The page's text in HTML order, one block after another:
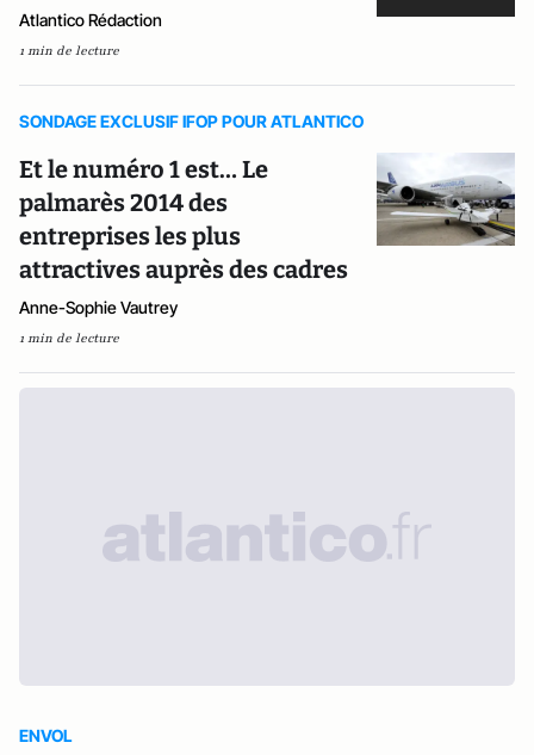
Atlantico Rédaction
1 min de lecture
SONDAGE EXCLUSIF IFOP POUR ATLANTICO
Et le numéro 1 est… Le
palmarès 2014 des
entreprises les plus
attractives auprès des cadres
Anne-Sophie Vautrey
1 min de lecture
ENVOL